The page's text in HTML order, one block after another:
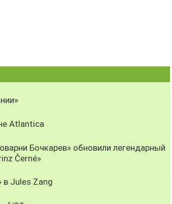
Atlantica
Бочкарев» обновили легендарный
Černé»
Jules Zang